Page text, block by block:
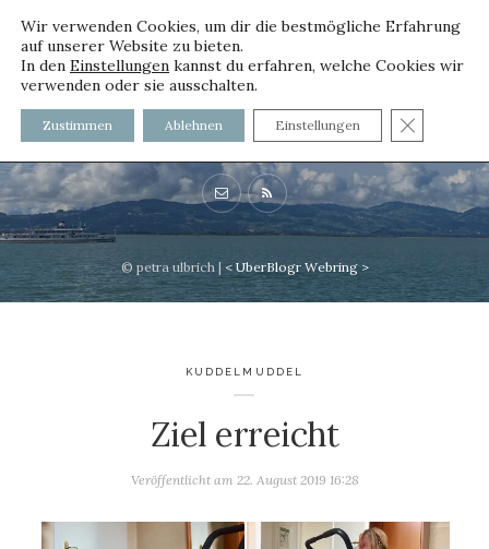
voller worte
mit und ohne Innenfutter
© petra ulbrich | < UberBlogr Webring >
KUDDELMUDDEL
Ziel erreicht
Veröffentlicht am 22. August 2019 16:28
Wir verwenden Cookies, um dir die bestmögliche Erfahrung
auf unserer Website zu bieten.
In den Einstellungen kannst du erfahren, welche Cookies wir
verwenden oder sie ausschalten.
Zustimmen Ablehnen Einstellungen GDPR